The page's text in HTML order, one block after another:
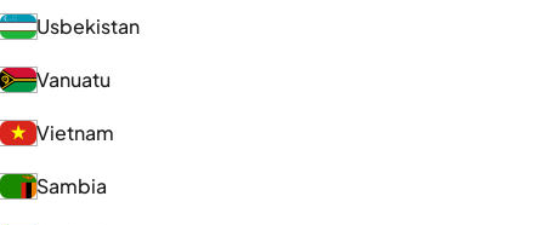
Usbekistan
Vanuatu
Vietnam
Sambia